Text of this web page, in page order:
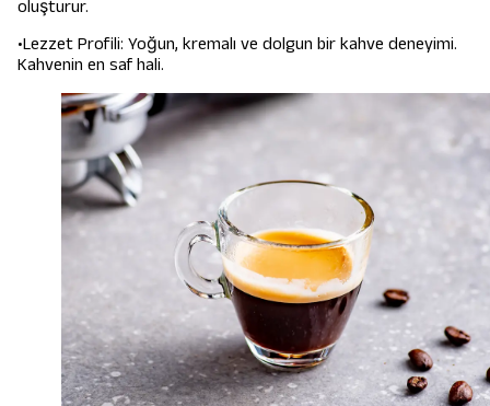
oluşturur.
•Lezzet Profili: Yoğun, kremalı ve dolgun bir kahve deneyimi.
Kahvenin en saf hali.